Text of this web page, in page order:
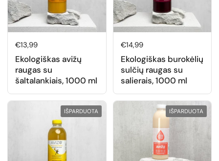
Normali kaina
€13,99
Ekologiškas avižų
raugas su
šaltalankiais, 1000 ml
Normali kaina
€14,99
Ekologiškas burokėlių
sulčių raugas su
salierais, 1000 ml
IŠPARDUOTA IŠPARDUOTA